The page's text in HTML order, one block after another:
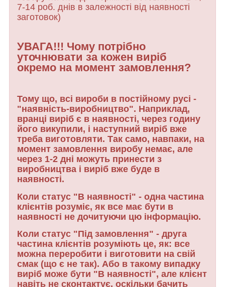
7-14 роб. днів в залежності від наявності
заготовок)
УВАГА!!! Чому потрібно
уточнювати за кожен виріб
окремо на момент замовлення?
Тому що, всі вироби в постійному русі -
"наявність-виробництво". Наприклад,
вранці виріб є в наявності, через годину
його викупили, і наступний виріб вже
треба виготовляти. Так само, навпаки, на
момент замовлення виробу немає, але
через 1-2 дні можуть принести з
виробництва і виріб вже буде в
наявності.
Коли статус "В наявності" - одна частина
клієнтів розуміє, як все має бути в
наявності не дочитуючи цю інформацію.
Коли статус "Під замовлення" - друга
частина клієнтів розуміють це, як: все
можна переробити і виготовити на свій
смак (що є не так). Або в такому випадку
виріб може бути "В наявності", але клієнт
навіть не сконтактує, оскільки бачить